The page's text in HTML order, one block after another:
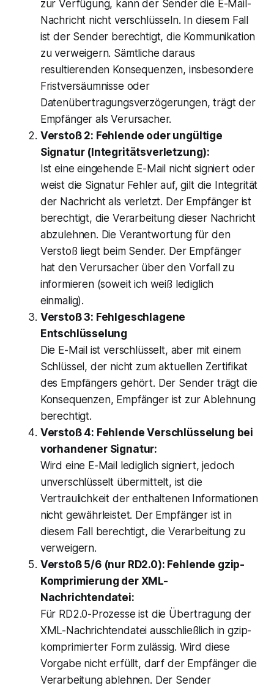
zur Verfügung, kann der Sender die E-Mail-
Nachricht nicht verschlüsseln. In diesem Fall
ist der Sender berechtigt, die Kommunikation
zu verweigern. Sämtliche daraus
resultierenden Konsequenzen, insbesondere
Fristversäumnisse oder
Datenübertragungsverzögerungen, trägt der
Empfänger als Verursacher.
Verstoß 2: Fehlende oder ungültige
Signatur (Integritätsverletzung):
Ist eine eingehende E-Mail nicht signiert oder
weist die Signatur Fehler auf, gilt die Integrität
der Nachricht als verletzt. Der Empfänger ist
berechtigt, die Verarbeitung dieser Nachricht
abzulehnen. Die Verantwortung für den
Verstoß liegt beim Sender. Der Empfänger
hat den Verursacher über den Vorfall zu
informieren (soweit ich weiß lediglich
einmalig).
Verstoß 3: Fehlgeschlagene
Entschlüsselung
Die E-Mail ist verschlüsselt, aber mit einem
Schlüssel, der nicht zum aktuellen Zertifikat
des Empfängers gehört. Der Sender trägt die
Konsequenzen, Empfänger ist zur Ablehnung
berechtigt.
Verstoß 4: Fehlende Verschlüsselung bei
vorhandener Signatur:
Wird eine E-Mail lediglich signiert, jedoch
unverschlüsselt übermittelt, ist die
Vertraulichkeit der enthaltenen Informationen
nicht gewährleistet. Der Empfänger ist in
diesem Fall berechtigt, die Verarbeitung zu
verweigern.
Verstoß 5/6 (nur RD2.0): Fehlende gzip-
Komprimierung der XML-
Nachrichtendatei:
Für RD2.0-Prozesse ist die Übertragung der
XML-Nachrichtendatei ausschließlich in gzip-
komprimierter Form zulässig. Wird diese
Vorgabe nicht erfüllt, darf der Empfänger die
Verarbeitung ablehnen. Der Sender